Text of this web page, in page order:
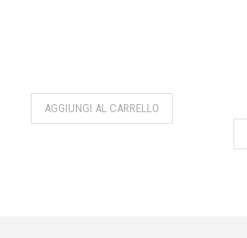
AGGIUNGI AL CARRELLO